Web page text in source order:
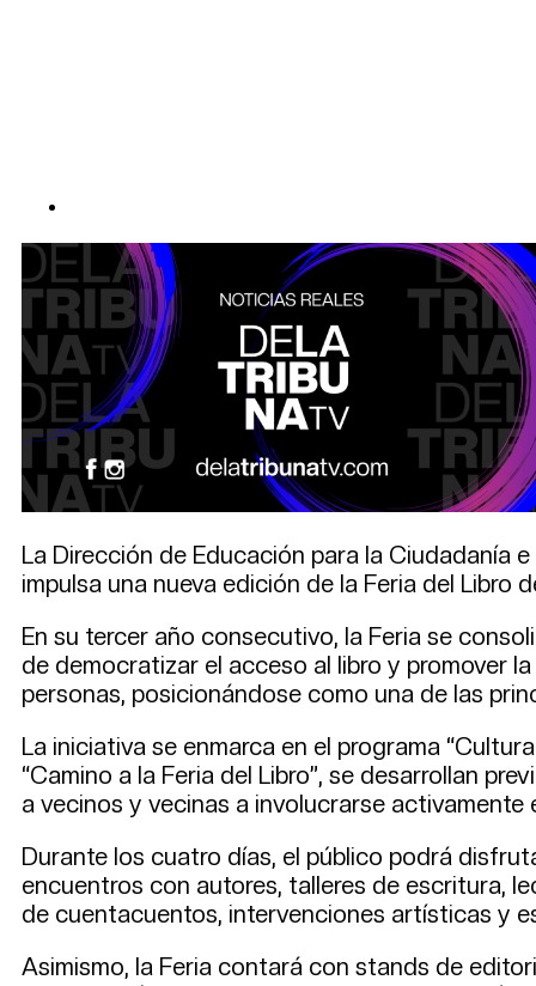
La Dirección de Educación para la Ciudadanía
impulsa una nueva edición de la Feria del
En su tercer año consecutivo, la Feria se
de democratizar el acceso al libro y promover
personas, posicionándose como una de las
La iniciativa se enmarca en el programa
“Camino a la Feria del Libro”, se desarrollan
a vecinos y vecinas a involucrarse
Durante los cuatro días, el público podrá
encuentros con autores, talleres de escritura,
de cuentacuentos, intervenciones artísticas y
Asimismo, la Feria contará con stands de